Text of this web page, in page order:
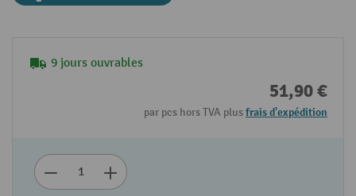
9 jours ouvrables
51,90 €
par pcs hors TVA plusfrais d'expédition